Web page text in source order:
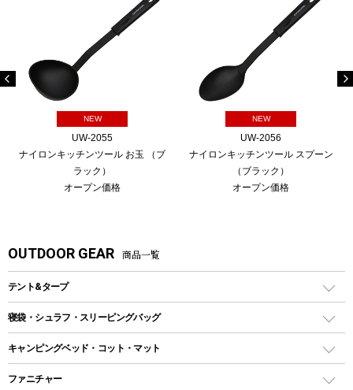
NEW
UW-2055
ナイロンキッチンツール お玉 （ブ
ラック）
オープン価格
NEW
UW-2056
ナイロンキッチンツール スプーン
（ブラック）
オープン価格
OUTDOOR GEAR 商品一覧
テント&タープ
テント
ツールームテント
ワンポールテント
寝袋・シュラフ・スリーピングバッグ
レクタングラー型（封筒型）シュラフ
キャンピングベッド・コット・マット
キャンピングベッド・コット
ファニチャー